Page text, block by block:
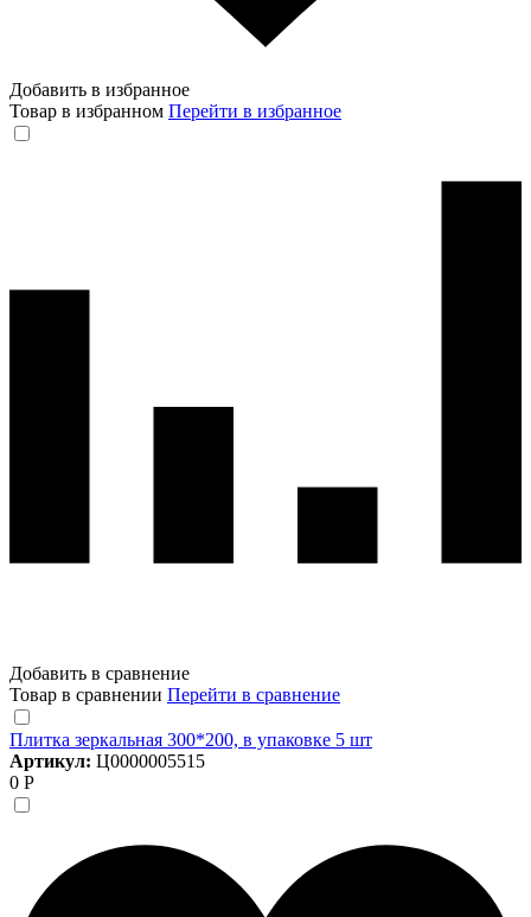
Добавить в избранное
Товар в избранном Перейти в избранное
Добавить в сравнение
Товар в сравнении Перейти в сравнение
Плитка зеркальная 300*200, в упаковке 5 шт
Артикул: Ц0000005515
0 Р